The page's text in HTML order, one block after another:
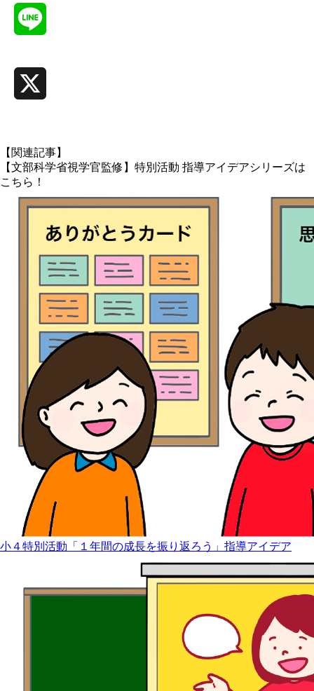
【関連記事】
【文部科学省視学官監修】特別活動 指導アイデアシリーズは
こちら！
小４特別活動「１年間の成長を振り返ろう」指導アイデア